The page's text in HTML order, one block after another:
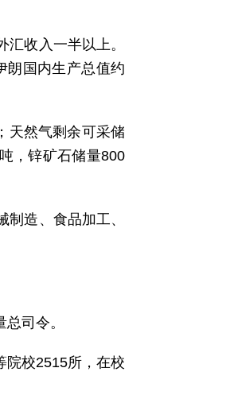
收入一半以上。
朗国内生产总值约
天然气剩余可采储
，锌矿石储量800
造、食品加工、
司令。
院校2515所，在校